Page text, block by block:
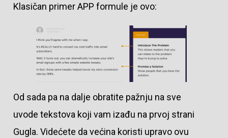
Klasičan primer APP formule je ovo:
Od sada pa na dalje obratite pažnju na sve
uvode tekstova koji vam izađu na prvoj strani
Gugla. Videćete da većina koristi upravo ovu